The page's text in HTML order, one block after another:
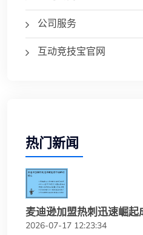
公司服务
互动竞技宝官网
热门新闻
麦迪逊加盟热刺迅速崛起
2026-07-17 12:23:34